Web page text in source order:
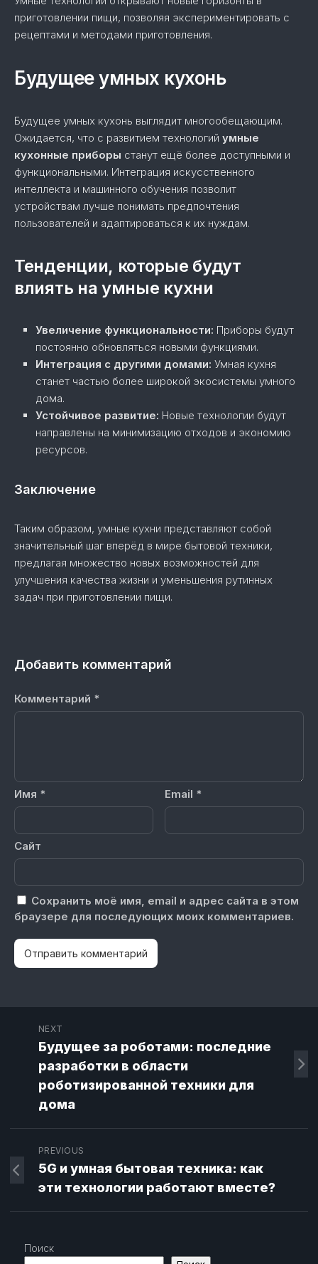
приготовлении пищи, позволяя экспериментировать с
рецептами и методами приготовления.
Будущее умных кухонь
Будущее умных кухонь выглядит многообещающим.
Ожидается, что с развитием технологий умные
кухонные приборы станут ещё более доступными и
функциональными. Интеграция искусственного
интеллекта и машинного обучения позволит
устройствам лучше понимать предпочтения
пользователей и адаптироваться к их нуждам.
Тенденции, которые будут
влиять на умные кухни
Увеличение функциональности: Приборы будут
постоянно обновляться новыми функциями.
Интеграция с другими домами: Умная кухня
станет частью более широкой экосистемы умного
дома.
Устойчивое развитие: Новые технологии будут
направлены на минимизацию отходов и экономию
ресурсов.
Заключение
Таким образом, умные кухни представляют собой
значительный шаг вперёд в мире бытовой техники,
предлагая множество новых возможностей для
улучшения качества жизни и уменьшения рутинных
задач при приготовлении пищи.
Добавить комментарий
Комментарий *
Имя * Email *
Сайт
Сохранить моё имя, email и адрес сайта в этом
браузере для последующих моих комментариев.
NEXT
Будущее за роботами: последние
разработки в области
роботизированной техники для
дома
PREVIOUS
5G и умная бытовая техника: как
эти технологии работают вместе?
Поиск